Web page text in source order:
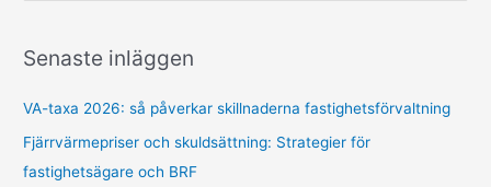
e
e
Senaste inläggen
VA-taxa 2026: så påverkar skillnaderna fastighetsförvaltning
Fjärrvärmepriser och skuldsättning: Strategier för
fastighetsägare och BRF